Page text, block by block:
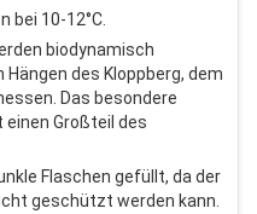
bei 10-12°C.
biodynamisch
des Kloppberg, dem
Das besondere
einen Großteil des
Flaschen gefüllt, da der
geschützt werden kann.